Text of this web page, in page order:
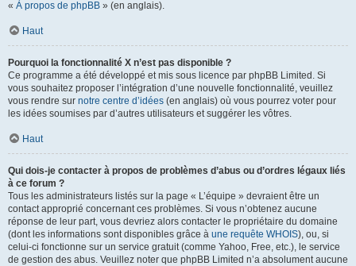
« À propos de phpBB » (en anglais).
Haut
Pourquoi la fonctionnalité X n’est pas disponible ?
Ce programme a été développé et mis sous licence par phpBB Limited. Si
vous souhaitez proposer l’intégration d’une nouvelle fonctionnalité, veuillez
vous rendre sur notre centre d’idées (en anglais) où vous pourrez voter pour
les idées soumises par d’autres utilisateurs et suggérer les vôtres.
Haut
Qui dois-je contacter à propos de problèmes d’abus ou d’ordres légaux liés
à ce forum ?
Tous les administrateurs listés sur la page « L’équipe » devraient être un
contact approprié concernant ces problèmes. Si vous n’obtenez aucune
réponse de leur part, vous devriez alors contacter le propriétaire du domaine
(dont les informations sont disponibles grâce à une requête WHOIS), ou, si
celui-ci fonctionne sur un service gratuit (comme Yahoo, Free, etc.), le service
de gestion des abus. Veuillez noter que phpBB Limited n’a absolument aucune